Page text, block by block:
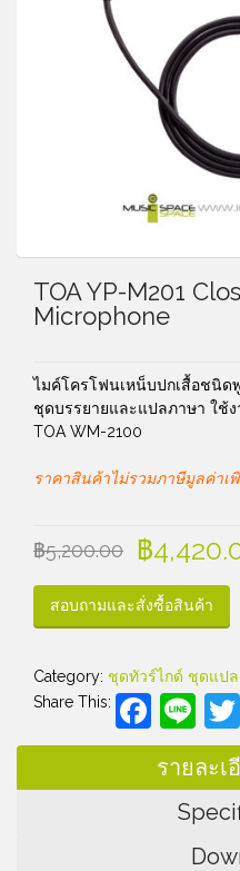
TOA YP-M201
Microphone
ไมค์โครโฟนเหน็บปกเสื้อชนิด
ชุดบรรยายและแปลภาษา ใช้
TOA WM-2100
ราคาสินค้าไม่รวมภาษีมูลค่าเพิ่
฿5,200.00 ฿
สอบถามและสั่งซื้อสินค้า
Category: ชุดทัวร์ไกด์ ชุดแป
Share This:
รายละเ